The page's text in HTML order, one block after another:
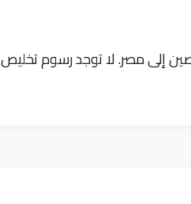
إلى مصر. لا توجد رسوم تخليص